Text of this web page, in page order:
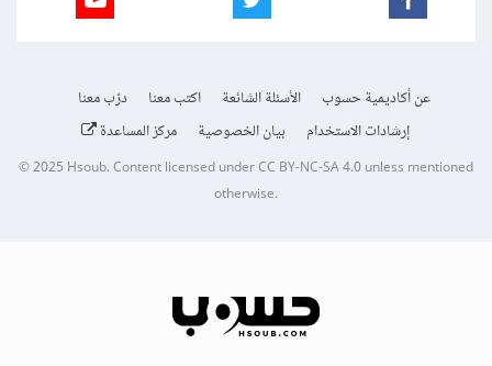
عن أكاديمية حسوب الأسئلة الشائعة اكتب معنا
درّب معنا
إرشادات الاستخدام
بيان الخصوصية مركز المساعدة
© 2025Hsoub.Content licensed underCC BY-NC-SA 4.0unless mentioned
otherwise.